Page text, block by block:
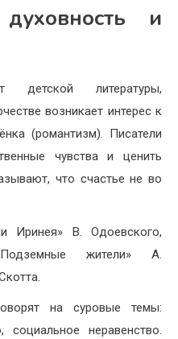
и
детской литературы,
возникает интерес к
(романтизм). Писатели
чувства и ценить
что счастье не во
Иринея» В. Одоевского,
жители» А.
на суровые темы:
социальное неравенство.